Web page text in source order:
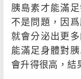
胰島素才能滿
不是問題，因
就會分泌出更
能滿足身體對
會升得很高，結